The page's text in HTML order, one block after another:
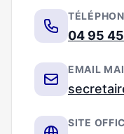
04 95
EMAIL
SITE